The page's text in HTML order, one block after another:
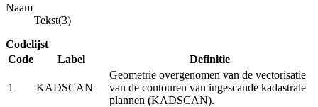
Naam
Tekst(3)
Codelijst
Code
Label Definitie
1 KADSCAN
Geometrie overgenomen van de vectorisatie
van de contouren van ingescande kadastrale
plannen (KADSCAN).